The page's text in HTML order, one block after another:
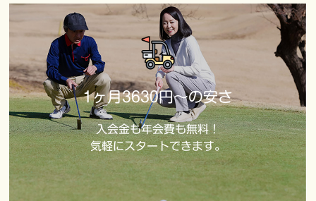
1ヶ月3630円～の安さ
入会金も年会費も無料！
気軽にスタートできます。